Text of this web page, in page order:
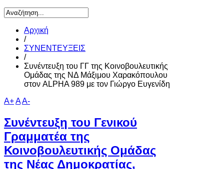
Αρχική
/
ΣΥΝΕΝΤΕΥΞΕΙΣ
/
Συνέντευξη του ΓΓ της Κοινοβουλευτικής
Ομάδας της ΝΔ Μάξιμου Χαρακόπουλου
στον ALPHA 989 με τον Γιώργο Ευγενίδη
A+AA-
Συνέντευξη του Γενικού
Γραμματέα της
Κοινοβουλευτικής Ομάδας
της Νέας Δημοκρατίας,